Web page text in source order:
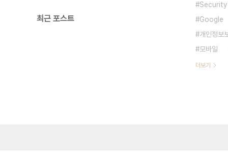
최근 포스트
Google
개인정보
모바일
더보기